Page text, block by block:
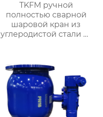
TKFM ручной
полностью сварной
шаровой кран из
углеродистой стали от
отопления